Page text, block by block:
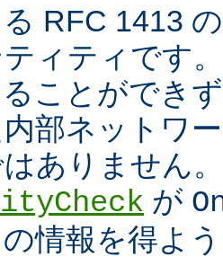
る RFC 1413
ィティです
ことができ
部ネットワ
ありません
が
の情報を得よ